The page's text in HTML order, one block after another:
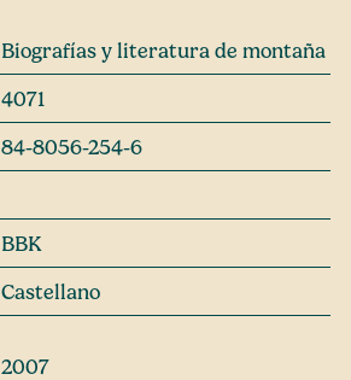
Biografías y literatura de montaña
4071
84-8056-254-6
BBK
Castellano
2007